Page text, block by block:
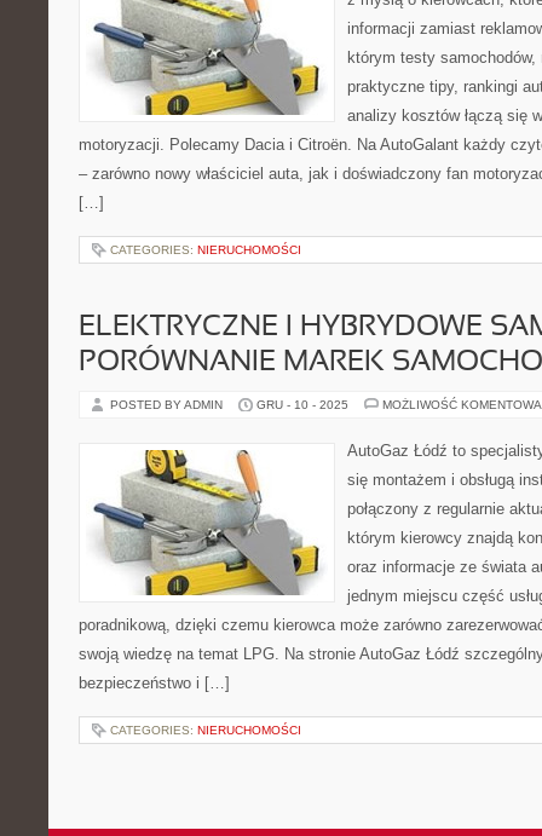
informacji zamiast
którym testy samochodów,
praktyczne tipy, rankingi
analizy kosztów łączą się
motoryzacji. Polecamy Dacia i Citroën. Na AutoGalant każdy
– zarówno nowy właściciel auta, jak i doświadczony fan
[…]
CATEGORIES: NIERUCHOMOŚCI
ELEKTRYCZNE I HYBRYDOWE
PORÓWNANIE MAREK
POSTED BY ADMIN GRU - 10 - 2025 MOŻLIWOŚĆ
AutoGaz Łódź to
się montażem i obsługą
połączony z regularnie
którym kierowcy znajdą
oraz informacje ze świata
jednym miejscu część
poradnikową, dzięki czemu kierowca może zarówno
swoją wiedzę na temat LPG. Na stronie AutoGaz Łódź
bezpieczeństwo i […]
CATEGORIES: NIERUCHOMOŚCI